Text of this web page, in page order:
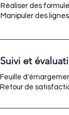
Réaliser des
Manipuler des
Suivi et
Feuille
Retour de